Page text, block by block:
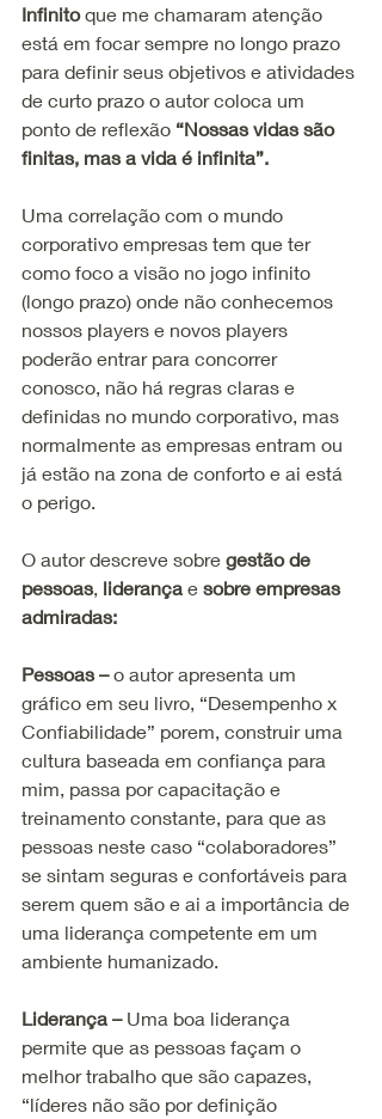
Infinito que me chamaram atenção
está em focar sempre no longo prazo
para definir seus objetivos e atividades
de curto prazo o autor coloca um
ponto de reflexão “Nossas vidas são
finitas, mas a vida é infinita”.
Uma correlação com o mundo
corporativo empresas tem que ter
como foco a visão no jogo infinito
(longo prazo) onde não conhecemos
nossos players e novos players
poderão entrar para concorrer
conosco, não há regras claras e
definidas no mundo corporativo, mas
normalmente as empresas entram ou
já estão na zona de conforto e ai está
o perigo.
O autor descreve sobre gestão de
pessoas, liderança e sobre empresas
admiradas:
Pessoas – o autor apresenta um
gráfico em seu livro, “Desempenho x
Confiabilidade” porem, construir uma
cultura baseada em confiança para
mim, passa por capacitação e
treinamento constante, para que as
pessoas neste caso “colaboradores”
se sintam seguras e confortáveis para
serem quem são e ai a importância de
uma liderança competente em um
ambiente humanizado.
Liderança – Uma boa liderança
permite que as pessoas façam o
melhor trabalho que são capazes,
“líderes não são por definição